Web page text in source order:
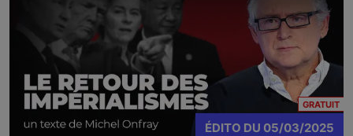
GRATUIT
ÉDITO DU 05/03/2025